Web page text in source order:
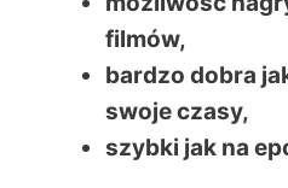
filmów,
bardzo dobra
swoje czasy,
szybki jak na